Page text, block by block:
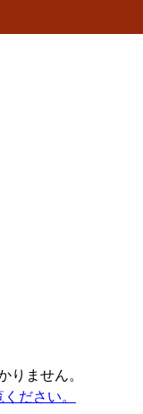
りません。
ださい。